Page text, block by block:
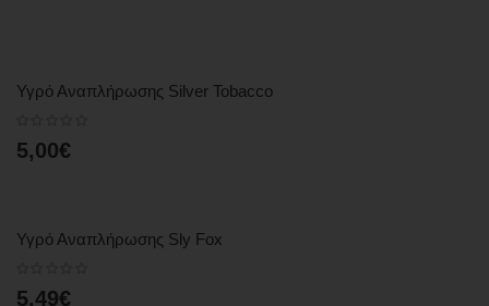
Υγρό Αναπλήρωσης Silver Tobacco
5,00€
Υγρό Αναπλήρωσης Sly Fox
5,49€